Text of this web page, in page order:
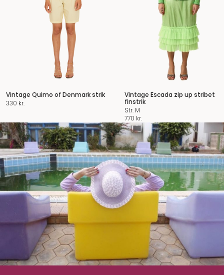
Vintage Quimo of Denmark strik
330 kr.
Vintage Escada zip up stribet
finstrik
Str. M
770 kr.